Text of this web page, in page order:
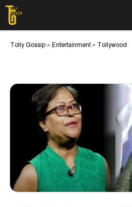
Skip
content
Tolly Gossip » Entertainment » Tollywood